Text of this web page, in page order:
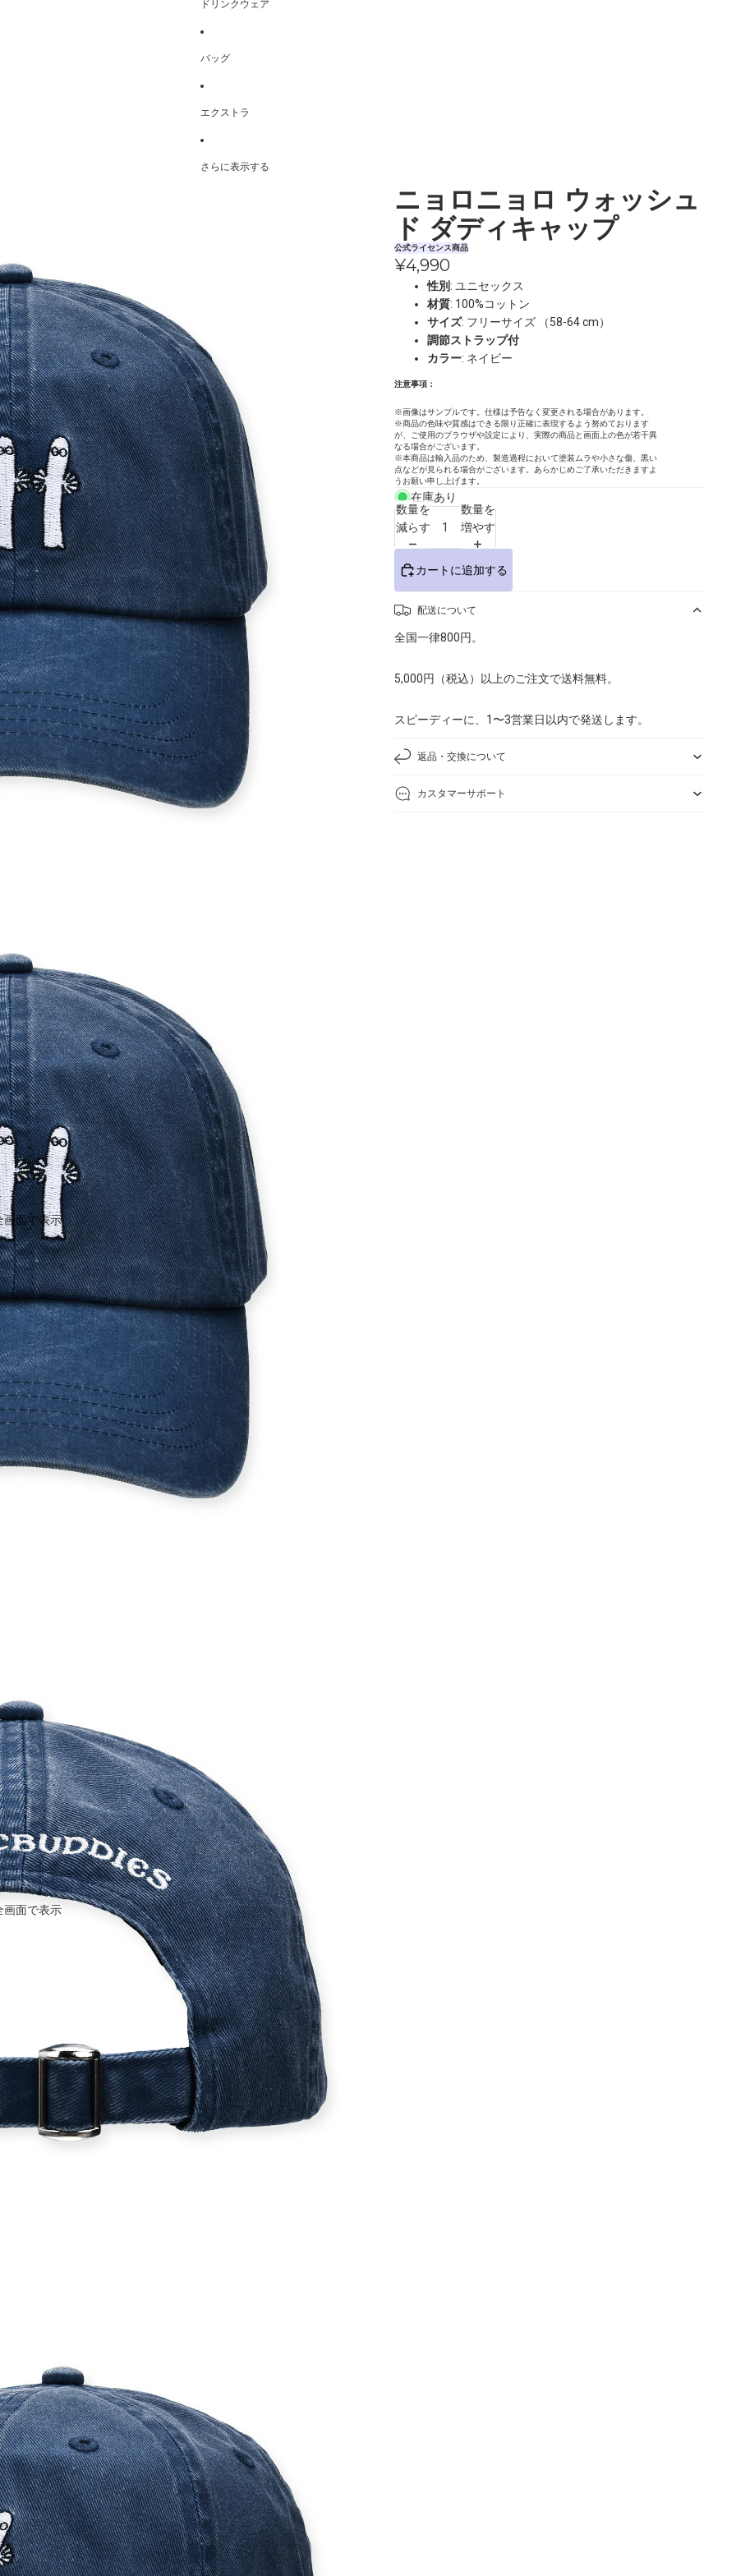
ドリンクウェア
バッグ
エクストラ
さらに表示する
画面で表示
画面で表示
ニョロニョロ ウォッシュ
ド ダディキャップ
公式ライセンス商品
¥4,990
性別 : ユニセックス
材質: 100%コットン
サイズ: フリーサイズ （58-64 cm）
調節ストラップ付
カラー: ネイビー
注意事項：
※画像はサンプルです。仕様は予告なく変更される場合があります。
※商品の色味や質感はできる限り正確に表現するよう努めております
が、ご使用のブラウザや設定により、実際の商品と画面上の色が若干異
なる場合がございます。
※本商品は輸入品のため、製造過程において塗装ムラや小さな傷、黒い
点などが見られる場合がございます。あらかじめご了承いただきますよ
うお願い申し上げます。
在庫あり
数量を
減らす
数量を
増やす
カートに追加する
配送について
全国一律800円。
5,000円（税込）以上のご注文で送料無料。
スピーディーに、1〜3営業日以内で発送します。
返品・交換について
カスタマーサポート